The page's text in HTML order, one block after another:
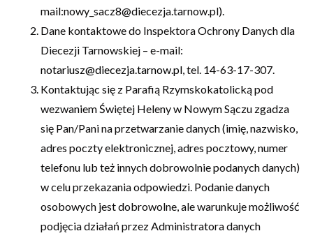
mail:nowy_sacz8@diecezja.tarnow.pl).
Dane kontaktowe do Inspektora Ochrony Danych dla
Diecezji Tarnowskiej – e-mail:
notariusz@diecezja.tarnow.pl, tel. 14-63-17-307.
Kontaktując się z Parafią Rzymskokatolicką pod
wezwaniem Świętej Heleny w Nowym Sączu zgadza
się Pan/Pani na przetwarzanie danych (imię, nazwisko,
adres poczty elektronicznej, adres pocztowy, numer
telefonu lub też innych dobrowolnie podanych danych)
w celu przekazania odpowiedzi. Podanie danych
osobowych jest dobrowolne, ale warunkuje możliwość
podjęcia działań przez Administratora danych